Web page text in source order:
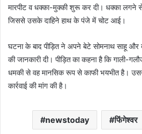
मारपीट व धक्का-मुक्की शुरू कर दी। धक्का लगने से
जिससे उसके दाहिने हाथ के पंजे में चोट आई।
घटना के बाद पीड़ित ने अपने बेटे सोमनाथ साहू और
की जानकारी दी। पीड़ित का कहना है कि गाली-
धमकी से वह मानसिक रूप से काफी भयभीत है।
कार्रवाई की मांग की है।
newstoday फिंगेश्वर